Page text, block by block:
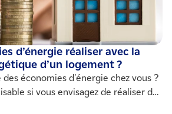
d’énergie réaliser avec la
d’un logement ?
des économies d'énergie chez vous ?
si vous envisagez de réaliser des